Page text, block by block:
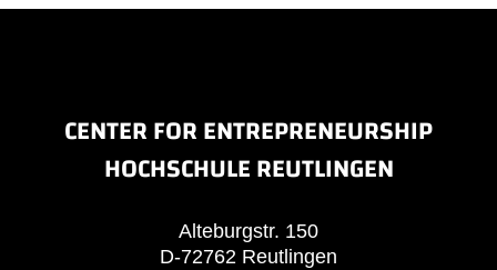
CENTER FOR ENTREPRENEURSHIP
HOCHSCHULE REUTLINGEN
Alteburgstr. 150
D-72762 Reutlingen